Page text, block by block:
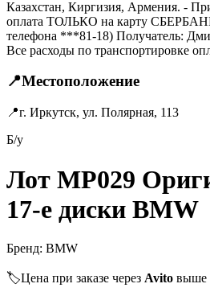
Казахстан, Киргизия, Армения. -
оплата ТОЛЬКО на карту
телефона ***81-18) Получатель:
Все расходы по транспортировке
📍Местоположение
📍г. Иркутск, ул. Полярная, 113
Б/у
Лот MP029
17-е диски BMW
Бренд: BMW
🏷️Цена при заказе через Avito выше